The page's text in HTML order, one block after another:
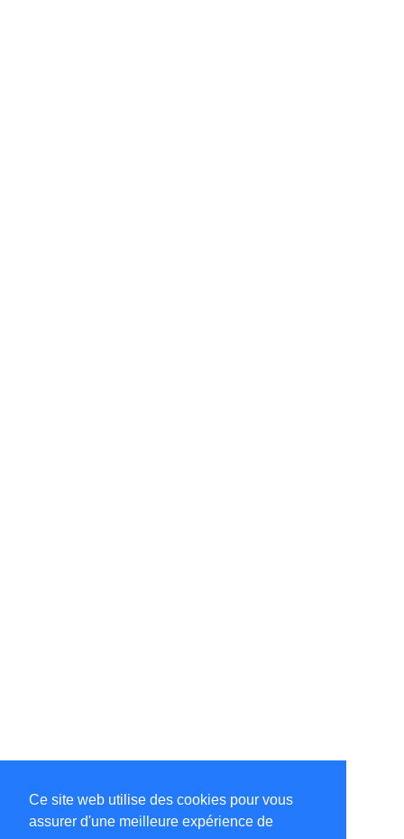
Ce site web utilise des cookies pour vous
assurer d'une meilleure expérience de
©Amélie Pepin. Tous droits réservés.